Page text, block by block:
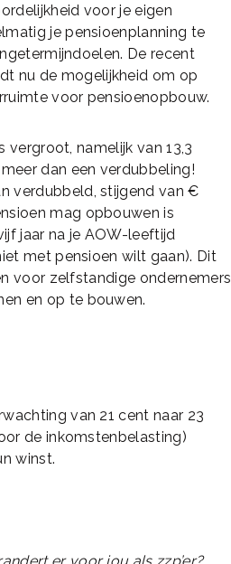
voor je eigen
je pensioenplanning te
De recent
nu de mogelijkheid om op
voor pensioenopbouw.
namelijk van 13,3
dan een verdubbeling!
verdubbeld, stijgend van €
mag opbouwen is
jaar na je AOW-leeftijd
met pensioen wilt gaan). Dit
voor zelfstandige ondernemers
en op te bouwen.
van 21 cent naar 23
de inkomstenbelasting)
winst.
er voor jou als zzp’er?.